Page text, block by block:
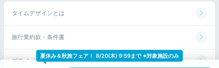
夏休み＆秋旅フェア！ 8/20(木) 9:59まで ※対象施設のみ
タイムデザインとは
旅行業約款・条件書
プライバシーポリシー